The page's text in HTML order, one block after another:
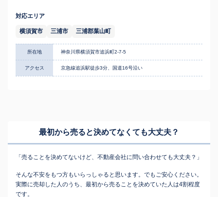
対応エリア
横須賀市 三浦市 三浦郡葉山町
所在地 神奈川県横須賀市追浜町2-7-5
アクセス 京急線追浜駅徒歩3分、国道16号沿い
最初から売ると決めてなくても大丈夫？
「売ることを決めてないけど、不動産会社に問い合わせても大丈夫？」
そんな不安をもつ方もいらっしゃると思います。でもご安心ください。
実際に売却した人のうち、最初から売ることを決めていた人は4割程度
です。